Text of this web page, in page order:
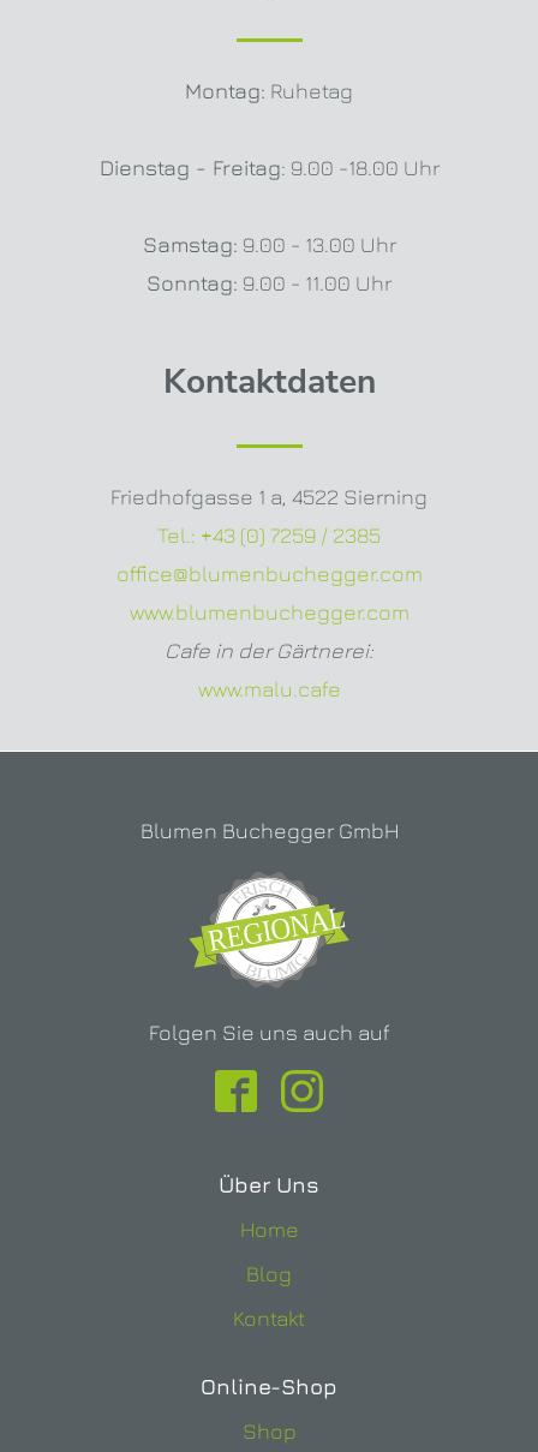
Montag: Ruhetag
Dienstag - Freitag: 9.00 -18.00 Uhr
Samstag: 9.00 - 13.00 Uhr
Sonntag: 9.00 - 11.00 Uhr
Kontaktdaten
Friedhofgasse 1 a, 4522 Sierning
Tel.: +43 (0) 7259 / 2385
office@blumenbuchegger.com
www.blumenbuchegger.com
Cafe in der Gärtnerei:
www.malu.cafe
Blumen Buchegger GmbH
Folgen Sie uns auch auf
Über Uns
Home
Blog
Kontakt
Online-Shop
Shop